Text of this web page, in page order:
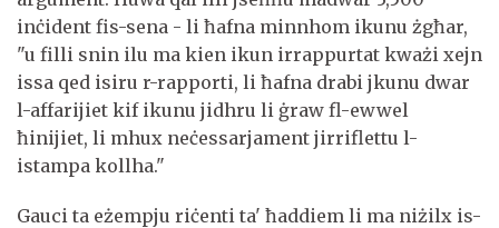
inċident fis-sena - li ħafna minnhom ikunu żgħar,
"u filli snin ilu ma kien ikun irrappurtat kważi xejn
issa qed isiru r-rapporti, li ħafna drabi jkunu dwar
l-affarijiet kif ikunu jidhru li ġraw fl-ewwel
ħinijiet, li mhux neċessarjament jirriflettu l-
istampa kollha."
Gauci ta eżempju riċenti ta' ħaddiem li ma niżilx is-